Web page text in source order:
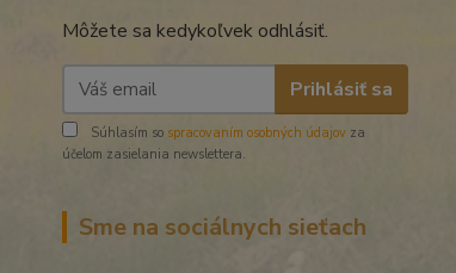
Môžete sa kedykoľvek odhlásiť.
Prihlásiť sa
Súhlasím so spracovaním osobných údajov za
účelom zasielania newslettera.
Sme na sociálnych sieťach